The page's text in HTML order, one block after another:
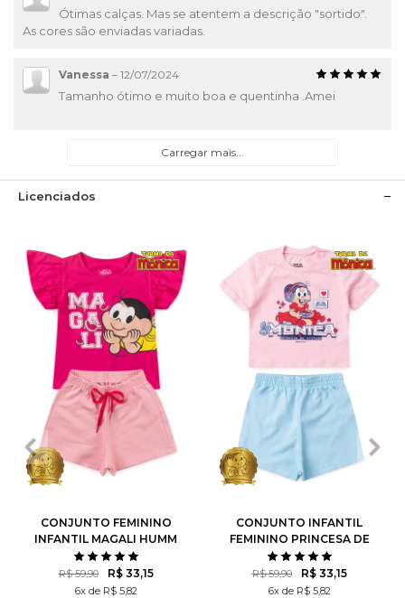
Ótimas calças. Mas se atentem a descrição "sortido".
As cores são enviadas variadas.
Vanessa – 12/07/2024
Tamanho ótimo e muito boa e quentinha .Amei
Carregar mais...
Licenciados
1 6
CONJUNTO FEMININO
INFANTIL MAGALI HUMM
AMO MELANCIA- TURMA
DA MÔNICA
R$ 59,90 R$ 33,15
6x de R$ 5,82
1 6
10
CONJUNTO INFANTIL
FEMININO PRINCESA DE
ATITUDE - TURMA DA
MÔNICA
R$ 59,90 R$ 33,15
6x de R$ 5,82